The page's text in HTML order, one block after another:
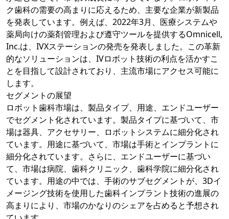
ク歯科の需要の高まりに応えるため、主要な企業が新製品
を発表しています。例えば、2022年3月、医療システムや
薬局向けの薬剤管理および遵守ツールを提供するOmnicell,
Inc.は、IVXステーションの発売を発表しました。この革新
的なソリューションは、IVロボット技術の利点を活かすこ
とを目指して設計されており、主流市場にアクセス可能に
します。
セグメントの展望
ロボット歯科市場は、製品タイプ、用途、エンドユーザー
でセグメント化されています。製品タイプに基づいて、市
場は器具、アクセサリー、ロボットシステムに細分化され
ています。用途に基づいて、市場は手術とインプラントに
細分化されています。さらに、エンドユーザーに基づい
て、市場は病院、歯科クリニック、歯科学院に細分化され
ています。用途の中では、手術のサブセグメントが、3Dイ
メージング技術を使用した歯科インプラント技術の進展の
高まりにより、市場のかなりのシェアを占めると予想され